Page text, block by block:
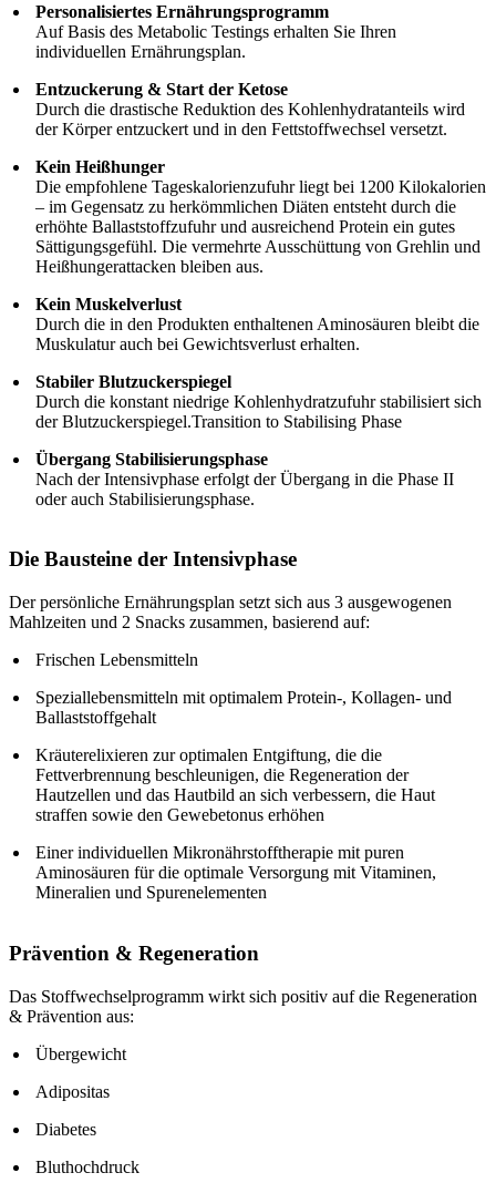
Personalisiertes Ernährungsprogramm
Auf Basis des Metabolic Testings erhalten Sie Ihren
individuellen Ernährungsplan.
Entzuckerung & Start der Ketose
Durch die drastische Reduktion des Kohlenhydratanteils wird
der Körper entzuckert und in den Fettstoffwechsel versetzt.
Kein Heißhunger
Die empfohlene Tageskalorienzufuhr liegt bei 1200 Kilokalorien
– im Gegensatz zu herkömmlichen Diäten entsteht durch die
erhöhte Ballaststoffzufuhr und ausreichend Protein ein gutes
Sättigungsgefühl. Die vermehrte Ausschüttung von Grehlin und
Heißhungerattacken bleiben aus.
Kein Muskelverlust
Durch die in den Produkten enthaltenen Aminosäuren bleibt die
Muskulatur auch bei Gewichtsverlust erhalten.
Stabiler Blutzuckerspiegel
Durch die konstant niedrige Kohlenhydratzufuhr stabilisiert sich
der Blutzuckerspiegel.Transition to Stabilising Phase
Übergang Stabilisierungsphase
Nach der Intensivphase erfolgt der Übergang in die Phase II
oder auch Stabilisierungsphase.
Die Bausteine der Intensivphase
Der persönliche Ernährungsplan setzt sich aus 3 ausgewogenen
Mahlzeiten und 2 Snacks zusammen, basierend auf:
Frischen Lebensmitteln
Speziallebensmitteln mit optimalem Protein-, Kollagen- und
Ballaststoffgehalt
Kräuterelixieren zur optimalen Entgiftung, die die
Fettverbrennung beschleunigen, die Regeneration der
Hautzellen und das Hautbild an sich verbessern, die Haut
straffen sowie den Gewebetonus erhöhen
Einer individuellen Mikronährstofftherapie mit puren
Aminosäuren für die optimale Versorgung mit Vitaminen,
Mineralien und Spurenelementen
Prävention & Regeneration
Das Stoffwechselprogramm wirkt sich positiv auf die Regeneration
& Prävention aus:
Übergewicht
Adipositas
Diabetes
Bluthochdruck